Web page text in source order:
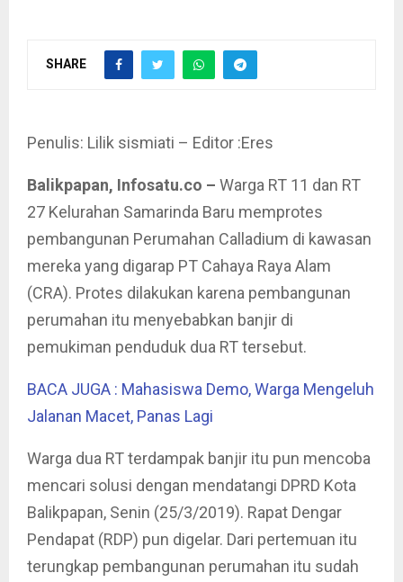
SHARE
Penulis: Lilik sismiati – Editor :Eres
Balikpapan, Infosatu.co – Warga RT 11 dan RT
27 Kelurahan Samarinda Baru memprotes
pembangunan Perumahan Calladium di kawasan
mereka yang digarap PT Cahaya Raya Alam
(CRA). Protes dilakukan karena pembangunan
perumahan itu menyebabkan banjir di
pemukiman penduduk dua RT tersebut.
BACA JUGA : Mahasiswa Demo, Warga Mengeluh
Jalanan Macet, Panas Lagi
Warga dua RT terdampak banjir itu pun mencoba
mencari solusi dengan mendatangi DPRD Kota
Balikpapan, Senin (25/3/2019). Rapat Dengar
Pendapat (RDP) pun digelar. Dari pertemuan itu
terungkap pembangunan perumahan itu sudah